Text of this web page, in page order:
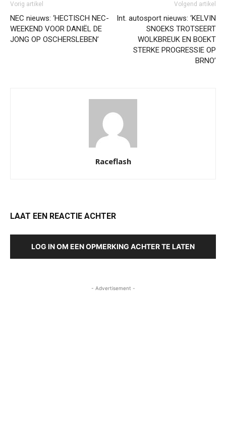
Vorig artikel
NEC nieuws: ‘HECTISCH NEC-
WEEKEND VOOR DANIËL DE
JONG OP OSCHERSLEBEN’
Volgend artikel
Int. autosport nieuws: ‘KELVIN
SNOEKS TROTSEERT
WOLKBREUK EN BOEKT
STERKE PROGRESSIE OP
BRNO’
Raceflash
LAAT EEN REACTIE ACHTER
LOG IN OM EEN OPMERKING ACHTER TE LATEN
- Advertisement -